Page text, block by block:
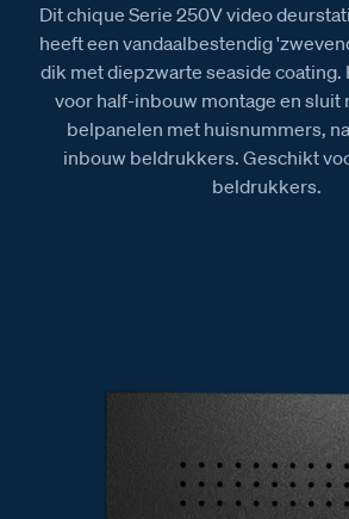
Dit chique Serie 250V video
heeft een vandaalbestendig
dik met diepzwarte seaside coating.
voor half-inbouw montage en sluit
belpanelen met huisnummers,
inbouw beldrukkers. Geschikt
beldrukkers.